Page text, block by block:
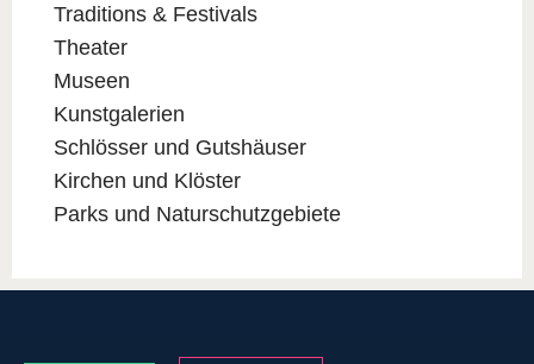
Traditions & Festivals
Theater
Museen
Kunstgalerien
Schlösser und Gutshäuser
Kirchen und Klöster
Parks und Naturschutzgebiete